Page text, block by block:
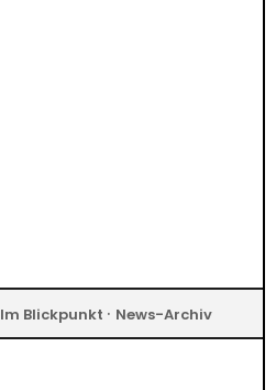
Im Blickpunkt · News-Archiv